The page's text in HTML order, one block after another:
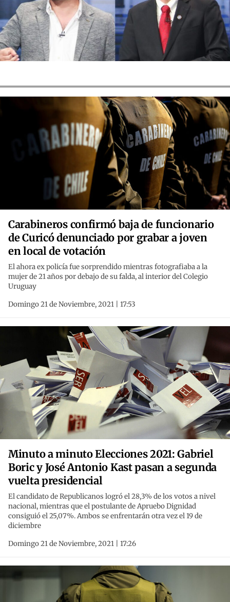
Carabineros confirmó baja de funcionario
de Curicó denunciado por grabar a joven
en local de votación
El ahora ex policía fue sorprendido mientras fotografiaba a la
mujer de 21 años por debajo de su falda, al interior del Colegio
Uruguay
Domingo 21 de Noviembre, 2021 | 17:53
Minuto a minuto Elecciones 2021: Gabriel
Boric y José Antonio Kast pasan a segunda
vuelta presidencial
El candidato de Republicanos logró el 28,3% de los votos a nivel
nacional, mientras que el postulante de Apruebo Dignidad
consiguió el 25,07%. Ambos se enfrentarán otra vez el 19 de
diciembre
Domingo 21 de Noviembre, 2021 | 17:26